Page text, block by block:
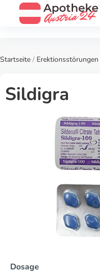
Startseite / Erektionsstörungen
Sildigra
Dosage